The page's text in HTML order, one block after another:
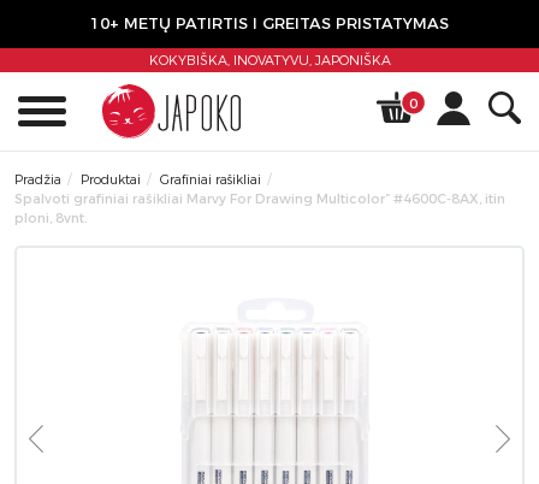
10+ METŲ PATIRTIS I GREITAS PRISTATYMAS
KOKYBIŠKA, INOVATYVU,JAPONIŠKA
0
Pradžia Produktai
Grafiniai rašikliai
Spalvoti grafiniai rašikliai Marvy For Drawing Multicolor” #4600C-8AX, itin
ploni, 8vnt.